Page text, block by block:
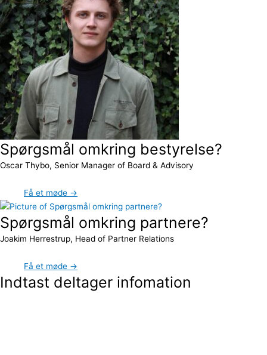
Spørgsmål omkring bestyrelse?
Oscar Thybo, Senior Manager of Board & Advisory
Få et møde →
Spørgsmål omkring partnere?
Joakim Herrestrup, Head of Partner Relations
Få et møde →
Indtast deltager infomation